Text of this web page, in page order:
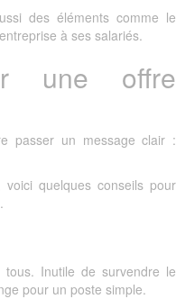
des éléments comme le
à ses salariés.
une offre
passer un message clair :
quelques conseils pour
.
Inutile de survendre le
pour un poste simple.